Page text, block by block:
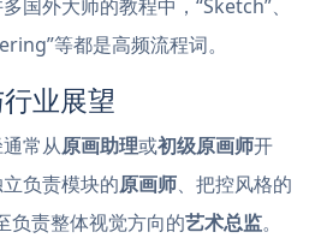
国外大师的教程中，“Sketch”、
等都是高频流程词。
业展望
常从原画助理或初级原画师开
负责模块的原画师、把控风格的
负责整体视觉方向的艺术总监。